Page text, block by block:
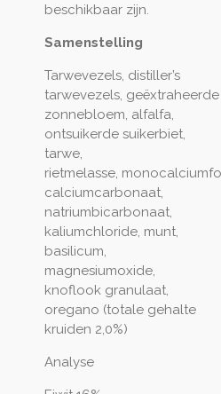
beschikbaar zijn.
Samenstelling
Tarwevezels, distiller’s
tarwevezels, geëxtraheerde
zonnebloem, alfalfa,
ontsuikerde suikerbiet,
tarwe,
rietmelasse,
calciumcarbonaat,
natriumbicarbonaat,
kaliumchloride, munt,
basilicum,
magnesiumoxide,
knoflook granulaat,
oregano (totale gehalte
kruiden 2,0%)
Analyse